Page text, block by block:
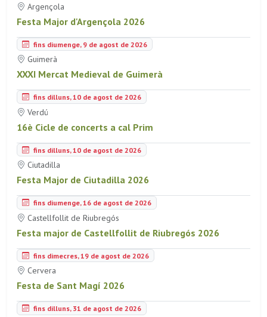
Argençola
Festa Major d'Argençola 2026
fins diumenge, 9 de agost de 2026
Guimerà
XXXI Mercat Medieval de Guimerà
fins dilluns, 10 de agost de 2026
Verdú
16è Cicle de concerts a cal Prim
fins dilluns, 10 de agost de 2026
Ciutadilla
Festa Major de Ciutadilla 2026
fins diumenge, 16 de agost de 2026
Castellfollit de Riubregós
Festa major de Castellfollit de Riubregós 2026
fins dimecres, 19 de agost de 2026
Cervera
Festa de Sant Magí 2026
fins dilluns, 31 de agost de 2026